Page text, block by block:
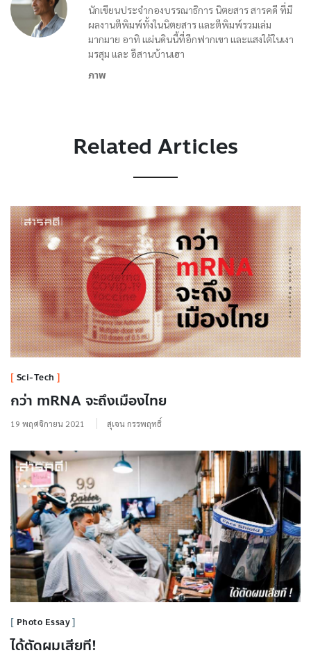
นักเขียนประจำกองบรรณาธิการ นิตยสาร สารคดี ที่มี
ผลงานตีพิมพ์ทั้งในนิตยสาร และตีพิมพ์รวมเล่ม
มากมาย อาทิ แผ่นดินนี้ที่อีกฟากเขา และแสงใต้ในเงา
มรสุม และ อีสานบ้านเฮา
ภาพ
Related Articles
Sci-Tech
กว่า mRNA จะถึงเมืองไทย
19 พฤศจิกายน 2021 สุเจน กรรพฤทธิ์
Photo Essay
ได้ตัดผมเสียที!